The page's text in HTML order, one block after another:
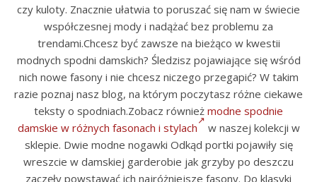
czy kuloty. Znacznie ułatwia to poruszać się nam w świecie
współczesnej mody i nadążać bez problemu za
trendami.Chcesz być zawsze na bieżąco w kwestii
modnych spodni damskich? Śledzisz pojawiające się wśród
nich nowe fasony i nie chcesz niczego przegapić? W takim
razie poznaj nasz blog, na którym poczytasz różne ciekawe
teksty o spodniach.Zobacz również modne spodnie
damskie w różnych fasonach i stylach
w naszej kolekcji w
sklepie. Dwie modne nogawki Odkąd portki pojawiły się
wreszcie w damskiej garderobie jak grzyby po deszczu
zaczęły powstawać ich najróżniejsze fasony. Do klasyki